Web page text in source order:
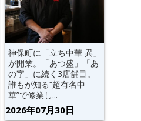
神保町に「立ち中華 異」
が開業。「あつ盛」「あ
の字」に続く3店舗目。
誰もが知る“超有名中
華”で修業し...
2026年07月30日